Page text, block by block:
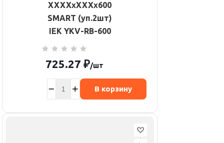
ХХХХхХХХх600
SMART (уп.2шт)
IEK YKV-RB-600
725.27 ₽/шт
В корзину